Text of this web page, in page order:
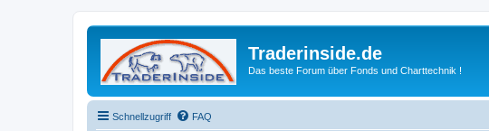
Traderinside.de
Das beste Forum über Fonds und Charttechnik !
Schnellzugriff FAQ